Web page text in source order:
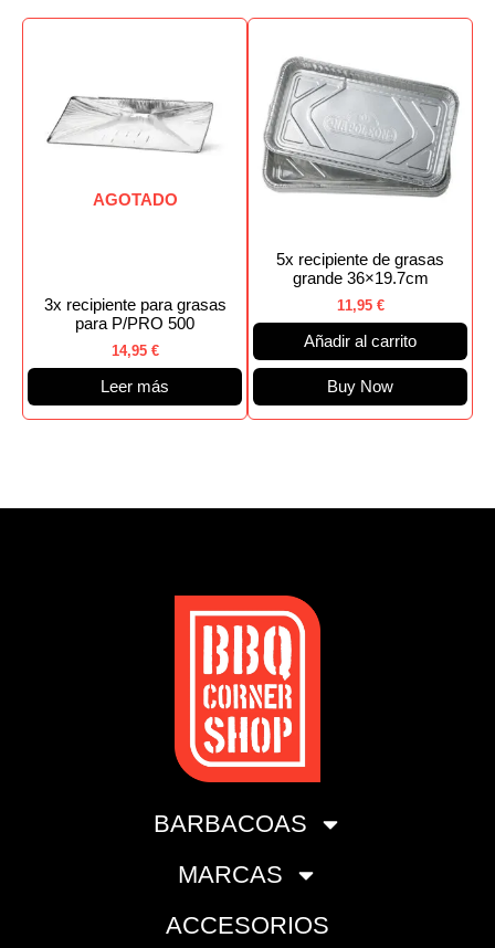
AGOTADO
3x recipiente para grasas
para P/PRO 500
14,95 €
Leer más
5x recipiente de grasas
grande 36×19.7cm
11,95 €
Añadir al carrito
Buy Now
BARBACOAS
MARCAS
ACCESORIOS